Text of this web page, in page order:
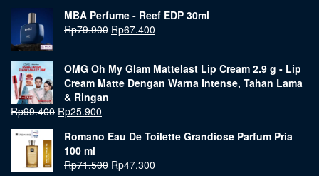
MBA Perfume - Reef EDP 30ml
Rp79.900 Rp67.400
OMG Oh My Glam Mattelast Lip Cream 2.9 g - Lip
Cream Matte Dengan Warna Intense, Tahan Lama
& Ringan
Rp99.400 Rp25.900
Romano Eau De Toilette Grandiose Parfum Pria
100 ml
Rp71.500 Rp47.300